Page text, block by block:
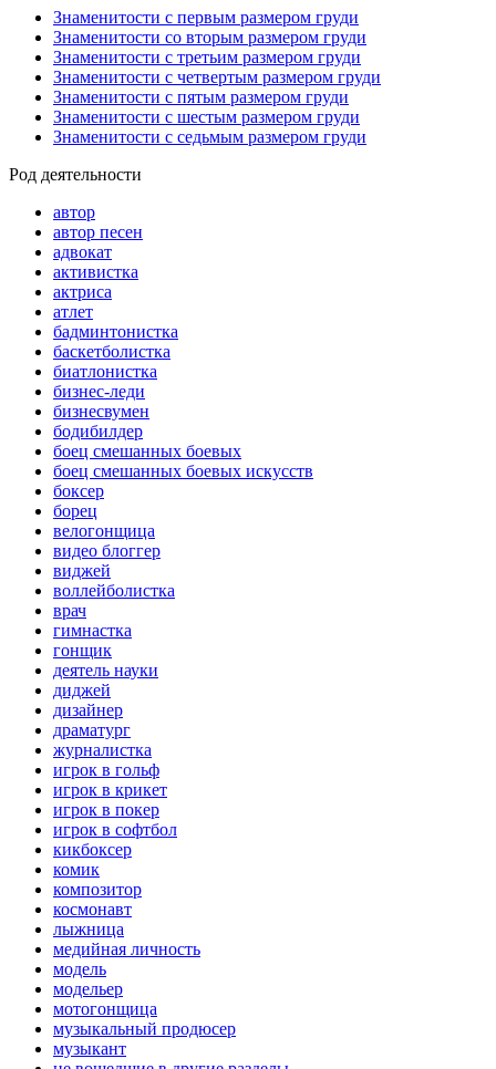
Знаменитости с первым размером груди
Знаменитости со вторым размером груди
Знаменитости с третьим размером груди
Знаменитости с четвертым размером груди
Знаменитости с пятым размером груди
Знаменитости с шестым размером груди
Знаменитости с седьмым размером груди
Род деятельности
автор
автор песен
адвокат
активистка
актриса
атлет
бадминтонистка
баскетболистка
биатлонистка
бизнес-леди
бизнесвумен
бодибилдер
боец смешанных боевых
боец смешанных боевых искусств
боксер
борец
велогонщица
видео блоггер
виджей
воллейболистка
врач
гимнастка
гонщик
деятель науки
диджей
дизайнер
драматург
журналистка
игрок в гольф
игрок в крикет
игрок в покер
игрок в софтбол
кикбоксер
комик
композитор
космонавт
лыжница
медийная личность
модель
модельер
мотогонщица
музыкальный продюсер
музыкант